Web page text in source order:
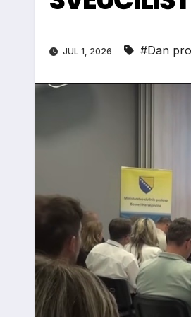
JUL 1, 2026 #Dan